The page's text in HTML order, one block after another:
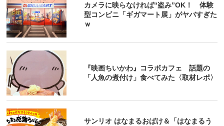
カメラに映らなければ“盗み”OK！ 体験
型コンビニ「ギガマート展」がヤバすぎた
ｗ
『映画ちいかわ』コラボカフェ 話題の
「人魚の煮付け」食べてみた〈取材レポ〉
サンリオ はなまるおばけ＆「はなまるう